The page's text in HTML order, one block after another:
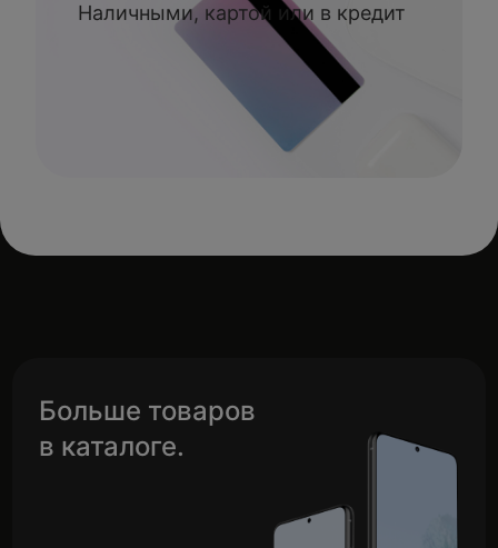
Наличными, картой или в кредит
Больше товаров
в каталоге.